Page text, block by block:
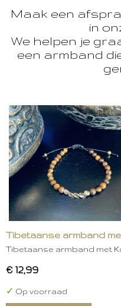
Maak een
in
We helpen je
een armband
Tibetaanse armband
Tibetaanse armband met
€ 12,99
✓ Op voorraad